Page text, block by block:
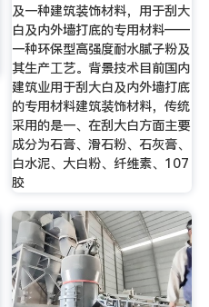
及一种建筑装饰材料，用于刮大
白及内外墙打底的专用材料——
一种环保型高强度耐水腻子粉及
其生产工艺。背景技术目前国内
建筑业用于刮大白及内外墙打底
的专用材料建筑装饰材料，传统
采用的是一、在刮大白方面主要
成分为石膏、滑石粉、石灰膏、
白水泥、大白粉、纤维素、107
胶